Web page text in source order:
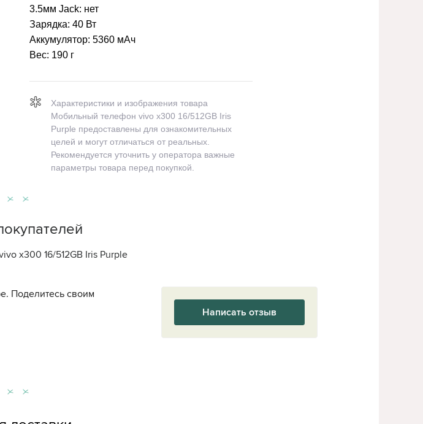
3.5мм Jack: нет
Зарядка: 40 Вт
Аккумулятор: 5360 мАч
Вес: 190 г
Характеристики и изображения товара
Мобильный телефон vivo x300 16/512GB Iris
Purple предоставлены для ознакомительных
целей и могут отличаться от реальных.
Рекомендуется уточнить у оператора важные
параметры товара перед покупкой.
x300 16/512GB Iris Purple
Поделитесь своим
Написать отзыв